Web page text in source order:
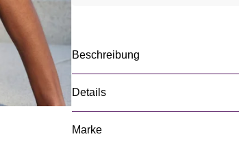
Beschreibung
Details
Marke